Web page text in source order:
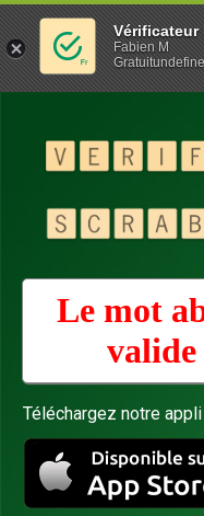
Le mot
valide
Téléchargez notre
Vérificateur
Fabien M